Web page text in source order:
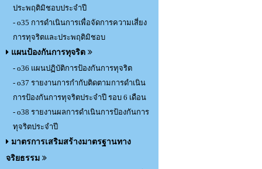
ประพฤติมิชอบประจำปี
- o35 การดำเนินการเพื่อจัดการความเสี่ยง
การทุจริตและประพฤติมิชอบ
แผนป้องกันการทุจริต
- o36 แผนปฏิบัติการป้องกันการทุจริต
- o37 รายงานการกำกับติดตามการดำเนิน
การป้องกันการทุจริตประจำปี รอบ 6 เดือน
- o38 รายงานผลการดำเนินการป้องกันการ
ทุจริตประจำปี
มาตรการเสริมสร้างมาตรฐานทาง
จริยธรรม